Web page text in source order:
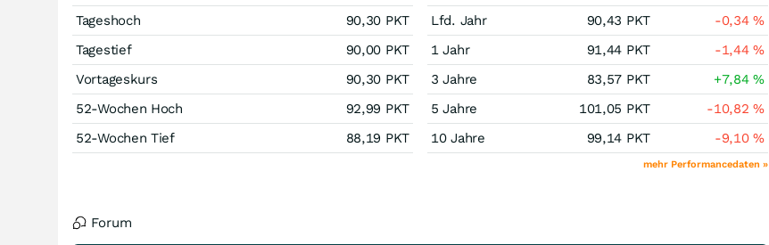
Tageshoch
90,30 PKT
Tagestief
90,00 PKT
Vortageskurs
90,30 PKT
52-Wochen Hoch
92,99 PKT
52-Wochen Tief
88,19 PKT
Lfd. Jahr
90,43 PKT -0,34%
1 Jahr
91,44 PKT -1,44%
3 Jahre
83,57 PKT +7,84%
5 Jahre
101,05 PKT -10,82%
10 Jahre
99,14 PKT -9,10%
mehr Performancedaten »
Forum